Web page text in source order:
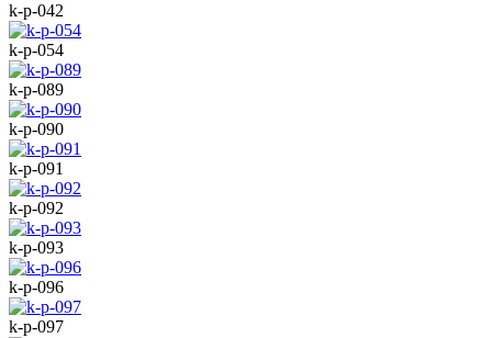
k-p-042
k-p-054
k-p-089
k-p-090
k-p-091
k-p-092
k-p-093
k-p-096
k-p-097